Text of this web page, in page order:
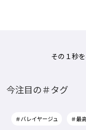
その１秒
今注目の＃タグ
＃バレイヤージュ ＃最